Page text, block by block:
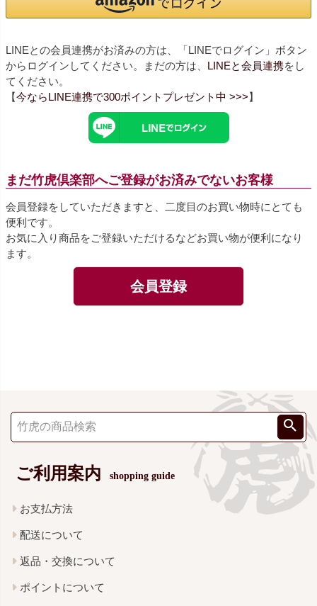
LINEとの会員連携がお済みの方は、「LINEでログイン」ボタン
からログインしてください。まだの方は、 LINEと会員連携をし
てください。
【今ならLINE連携で300ポイントプレゼント中 >>>】
まだ竹虎倶楽部へご登録がお済みでないお客様
会員登録をしていただきますと、二度目のお買い物時にとても
便利です。
お気に入り商品をご登録いただけるなどお買い物が便利になり
ます。
会員登録
ご利用案内 shopping guide
お支払方法
配送について
返品・交換について
ポイントについて